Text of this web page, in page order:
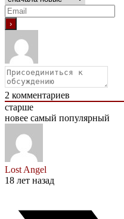
2 комментариев
старше
новее самый популярный
Lost Angel
18 лет назад